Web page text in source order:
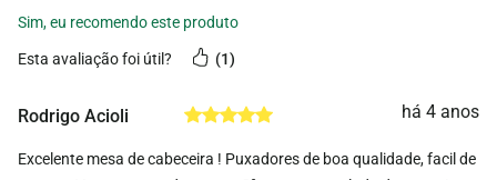
esta avaliação foi útil? 1
Rodrigo Acioli há 4 anos
Excelente mesa de cabeceira ! Puxadores de boa qualidade, facil de